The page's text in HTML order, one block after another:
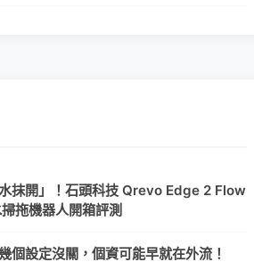
抹開」！石頭科技 Qrevo Edge 2 Flow
拖機器人開箱評測
個設定沒關，個資可能早就在外流！